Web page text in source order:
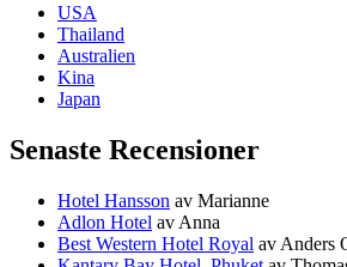
USA
Thailand
Australien
Kina
Japan
Senaste Recensioner
Hotel Hansson av Marianne
Adlon Hotel av Anna
Best Western Hotel Royal av Anders